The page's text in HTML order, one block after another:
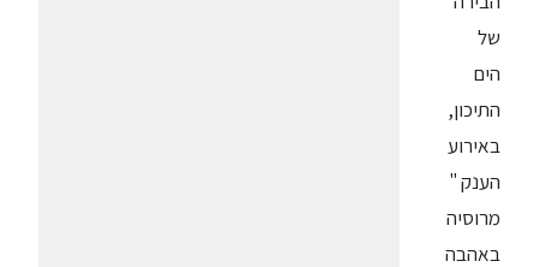
של
הים
התיכון,
באירוע
הענק "
מרוסיה
באהבה